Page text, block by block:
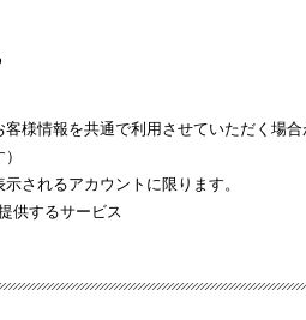
様情報を共通で利用させていただく場合
されるアカウントに限ります。
供するサービス